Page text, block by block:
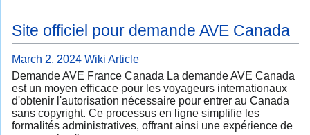
Site officiel pour demande AVE Canada
March 2, 2024 Wiki Article
Demande AVE France Canada La demande AVE Canada
est un moyen efficace pour les voyageurs internationaux
d'obtenir l'autorisation nécessaire pour entrer au Canada
sans copyright. Ce processus en ligne simplifie les
formalités administratives, offrant ainsi une expérience de